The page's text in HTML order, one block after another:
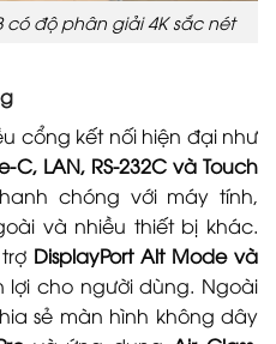
có độ phân giải 4K sắc nét
cổng kết nối hiện đại như
C, LAN, RS-232C và Touch
chóng với máy tính,
và nhiều thiết bị khác.
DisplayPort Alt Mode và
lợi cho người dùng. Ngoài
sẻ màn hình không dây